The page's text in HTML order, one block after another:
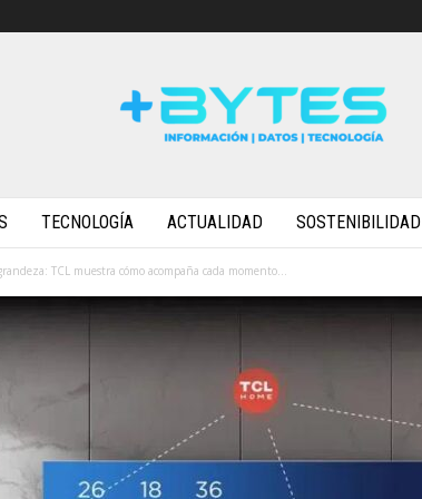
TECNOLOGÍA ACTUALIDAD SOSTENIBILIDAD
TCL muestra cómo acompaña cada momento...